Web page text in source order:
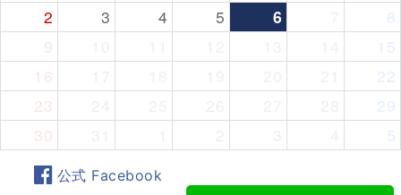
2
3 4 5 6
8
9
15
16
22
23
29
30
5
公式 Facebook